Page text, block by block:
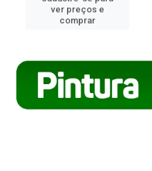
ver preços e
comprar